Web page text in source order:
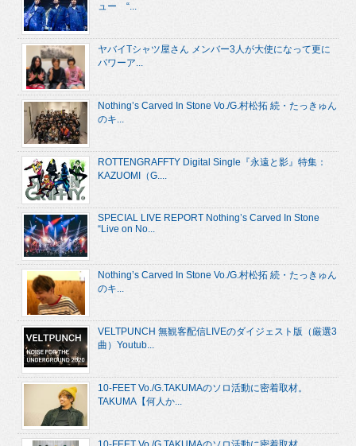
ュー “...
ヤバイTシャツ屋さん メンバー3人が大使になって更に
パワーア...
Nothing’s Carved In Stone Vo./G.村松拓 続・たっきゅん
のキ...
ROTTENGRAFFTY Digital Single『永遠と影』特集：
KAZUOMI（G....
SPECIAL LIVE REPORT Nothing’s Carved In Stone
“Live on No...
Nothing’s Carved In Stone Vo./G.村松拓 続・たっきゅん
のキ...
VELTPUNCH 無観客配信LIVEのダイジェスト版（厳選3
曲）Youtub...
10-FEET Vo./G.TAKUMAのソロ活動に密着取材。
TAKUMA【何人か...